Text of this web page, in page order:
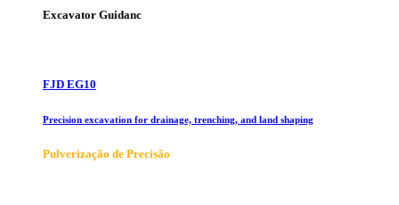
Excavator Guidanc
FJD EG10
Precision excavation for drainage, trenching, and land shaping
Pulverização de Precisão